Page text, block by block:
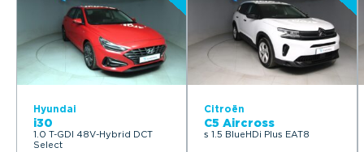
Hyundai
i30
1.0 T-GDI 48V-Hybrid DCT
Select
Citroën
C5 Aircross
s 1.5 BlueHDi Plus EAT8